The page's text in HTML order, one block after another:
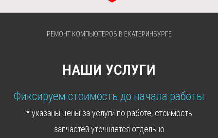
НАШИ УСЛУГИ
Фиксируем стоимость до начала работы
* указаны цены за услуги по работе, стоимость
запчастей уточняется отдельно